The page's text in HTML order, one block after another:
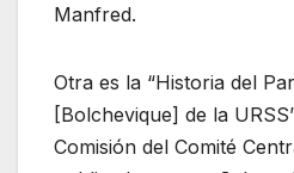
Manfred.
Otra es la “Historia del
[Bolchevique] de la
Comisión del Comité